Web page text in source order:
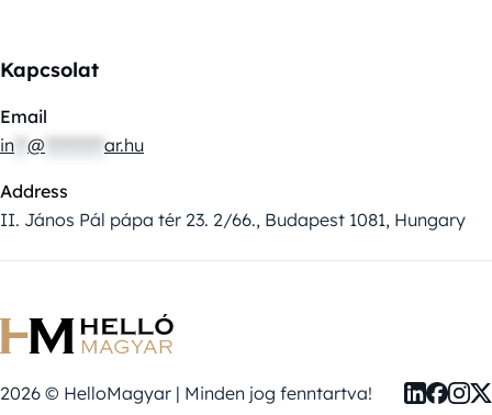
Kapcsolat
Email
in @ ar.hu
Address
II. János Pál pápa tér 23. 2/66., Budapest 1081, Hungary
2026 © HelloMagyar | Minden jog fenntartva!